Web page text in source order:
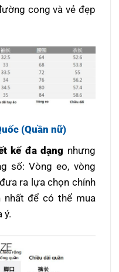
cong và vẻ đẹp
(Quần nữ)
kế đa dạng nhưng
số: Vòng eo, vòng
ra lựa chọn chính
nhất để có thể mua
ý.